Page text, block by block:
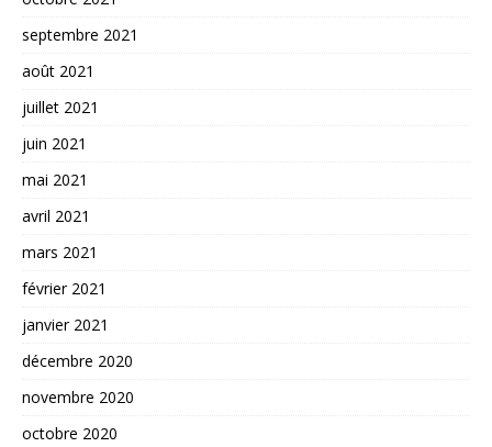
septembre 2021
août 2021
juillet 2021
juin 2021
mai 2021
avril 2021
mars 2021
février 2021
janvier 2021
décembre 2020
novembre 2020
octobre 2020